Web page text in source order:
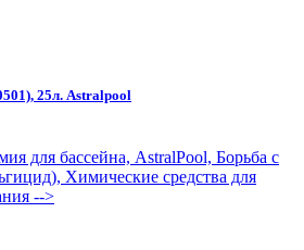
25л. Astralpool
для бассейна, AstralPool, Борьба с
Химические средства для
-->